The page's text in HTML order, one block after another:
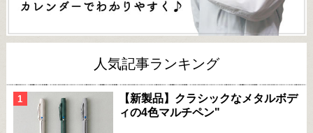
人気記事ランキング
【新製品】クラシックなメタルボデ
ィの4色マルチペン"